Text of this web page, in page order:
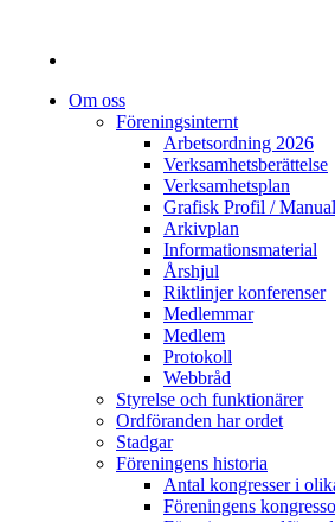
Om oss
Föreningsinternt
Arbetsordning 2026
Verksamhetsberättelse
Verksamhetsplan
Grafisk Profil / Manual
Arkivplan
Informationsmaterial
Årshjul
Riktlinjer konferenser
Medlemmar
Medlem
Protokoll
Webbråd
Styrelse och funktionärer
Ordföranden har ordet
Stadgar
Föreningens historia
Antal kongresser i
Föreningens